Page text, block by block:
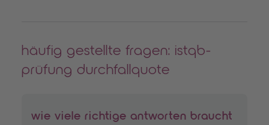
häufig gestellte fragen: istqb-
prüfung durchfallquote
wie viele richtige antworten braucht